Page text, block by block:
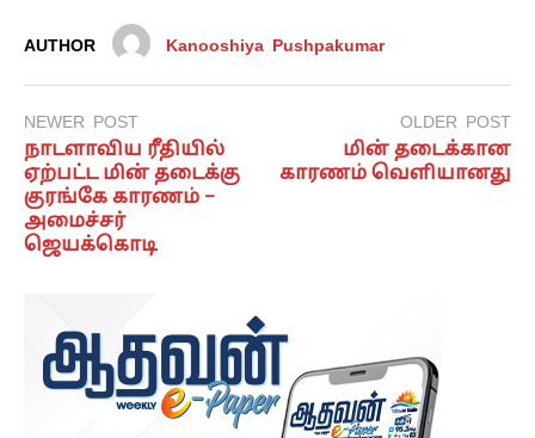
AUTHOR Kanooshiya Pushpakumar
NEWER POST
நாடளாவிய ரீதியில்
ஏற்பட்ட மின் தடைக்கு
குரங்கே காரணம் –
அமைச்சர்
ஜெயக்கொடி
OLDER POST
மின் தடைக்கான
காரணம் வெளியானது